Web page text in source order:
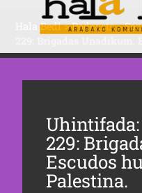
Hala Bedi>Podcasts>
229:
Escudos
Palestina.